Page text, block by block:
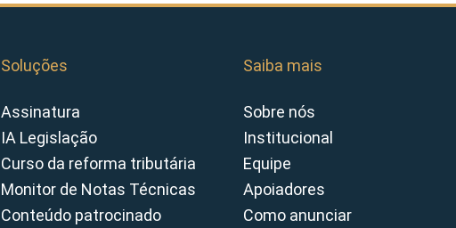
Soluções
Assinatura
IA Legislação
Curso da reforma tributária
Monitor de Notas Técnicas
Conteúdo patrocinado
Saiba mais
Sobre nós
Institucional
Equipe
Apoiadores
Como anunciar